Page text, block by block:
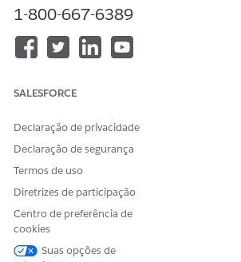
ESTE ARTIGO RESOLVEU SEU
1-800-667-6389
SALESFORCE
Declaração de privacidade
Declaração de segurança
Termos de uso
Diretrizes de participação
Centro de preferência de
cookies
Suas opções de